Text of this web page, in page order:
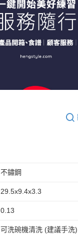
不鏽鋼
29.5x9.4x3.3
0.13
可洗碗機清洗 (建議手洗)